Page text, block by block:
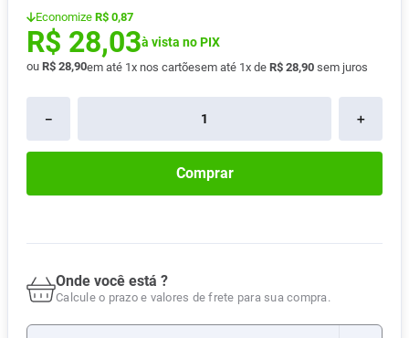
Economize R$ 0,87
R$ 28,03à vista no PIX
ou R$ 28,90em até 1x nos cartõesem até 1x de R$ 28,90 sem juros
＋
－
Comprar
Onde você está ?
Calcule o prazo e valores de frete para sua compra.